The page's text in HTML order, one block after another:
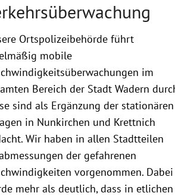
Ortspolizeibehörde führt
mobile
im
Bereich der Stadt Wadern
sind als Ergänzung der stationären
in Nunkirchen und Krettnich
Wir haben in allen Stadtteilen
der gefahrenen
vorgenommen. Dabei
mehr als deutlich, dass in etlichen